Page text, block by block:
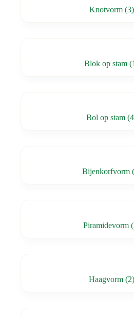
Knotvorm (3)
Blok op stam
Bol op stam
Bijenkorfvorm
Piramidevorm
Haagvorm (2)